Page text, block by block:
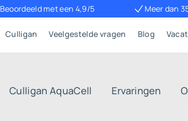
Beoordeeld met een 4,9/5 Meer dan
Culligan Veelgestelde vragen Blog
Culligan AquaCell Ervaringen